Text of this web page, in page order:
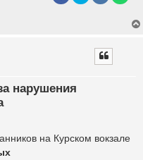
нарушения
на Курском вокзале